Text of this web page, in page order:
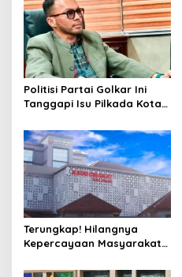
Politisi Partai Golkar Ini
Tanggapi Isu Pilkada Kota
Terungkap! Hilangnya
Kepercayaan Masyarakat
Rebranding RSUD Cibabat